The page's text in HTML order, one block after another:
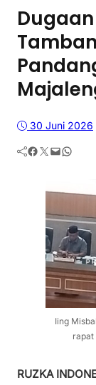
30 Juni 2026
Facebook Twitter Mail WhatsApp
Iing
rapat
RUZKA